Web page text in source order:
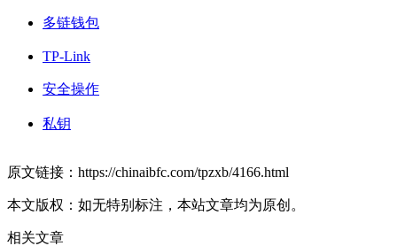
多链钱包
TP-Link
安全操作
私钥
原文链接：https://chinaibfc.com/tpzxb/4166.html
本文版权：如无特别标注，本站文章均为原创。
相关文章